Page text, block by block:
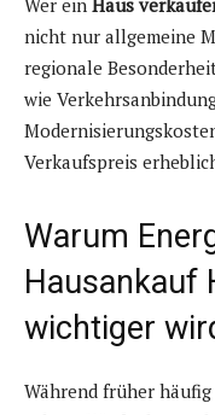
Wer ein Haus
nicht nur allgemeine
regionale
wie
Verkaufspreis
Warum
Hausankauf
wichtiger
Während früher